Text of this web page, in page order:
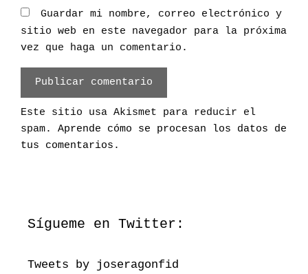
e
t
i
o
Guardar mi nombre, correo electrónico y
sitio web en este navegador para la próxima
vez que haga un comentario.
Este sitio usa Akismet para reducir el
spam. Aprende cómo se procesan los datos de
tus comentarios .
Sígueme en Twitter:
Tweets by joseragonfid